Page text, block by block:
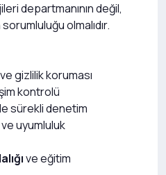
departmanının değil,
olmalıdır.
ve gizlilik koruması
kontrolü
sürekli denetim
ve uyumluluk
ve eğitim